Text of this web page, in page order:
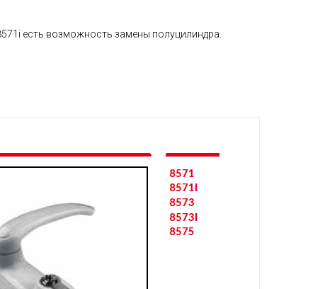
есть возможность замены полуцилиндра.